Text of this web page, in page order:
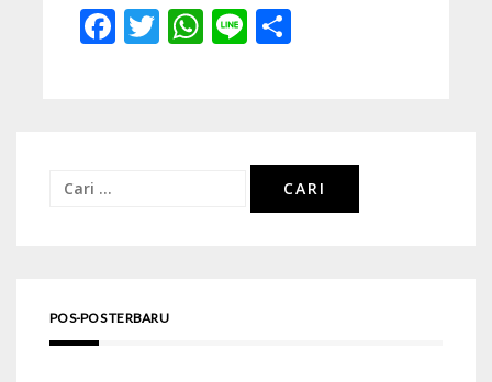
Facebook
Twitter
WhatsApp
Line
Cari
POS-POS TERBARU